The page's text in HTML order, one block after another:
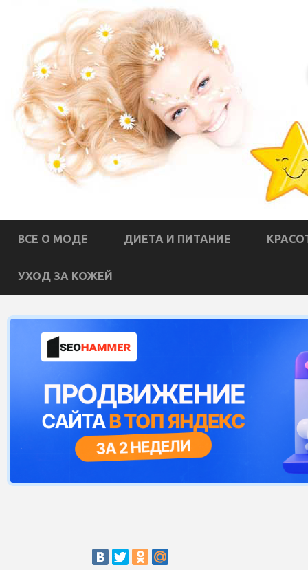
ВСЕ О МОДЕ ДИЕТА И ПИТАНИЕ
УХОД ЗА КОЖЕЙ